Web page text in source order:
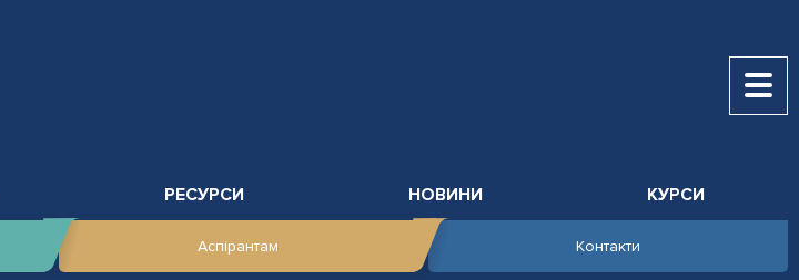
РЕСУРСИ НОВИНИ КУРСИ
Аспірантам Контакти